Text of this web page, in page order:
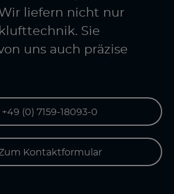
liefern nicht nur
Sie
uns auch präzise
+49 (0) 7159-18093-0
Kontaktformular